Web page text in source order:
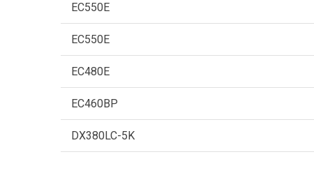
EC550E
EC550E
EC480E
EC460BP
DX380LC-5K